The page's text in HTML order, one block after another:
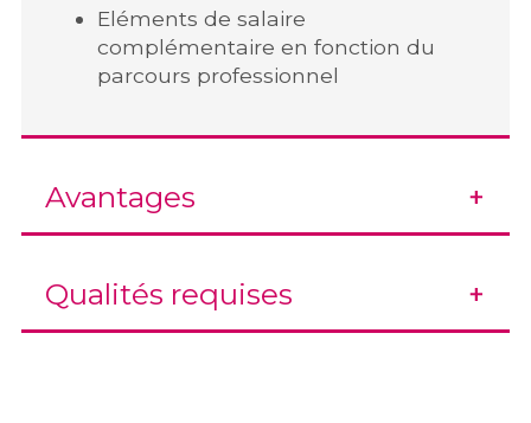
Eléments de salaire
complémentaire en fonction du
parcours professionnel
Avantages
Qualités requises